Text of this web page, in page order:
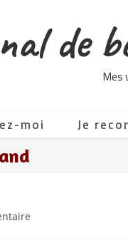
de
Mes
moi Je